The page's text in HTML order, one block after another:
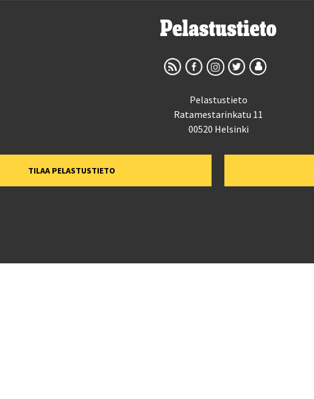
Pelastustieto
Ratamestarinkatu 11
00520 Helsinki
TILAA PELASTUSTIETO